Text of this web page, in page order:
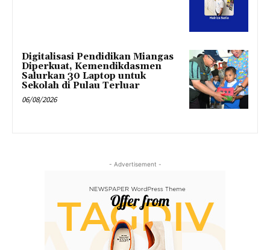
Digitalisasi Pendidikan Miangas
Diperkuat, Kemendikdasmen
Salurkan 30 Laptop untuk
Sekolah di Pulau Terluar
06/08/2026
- Advertisement -